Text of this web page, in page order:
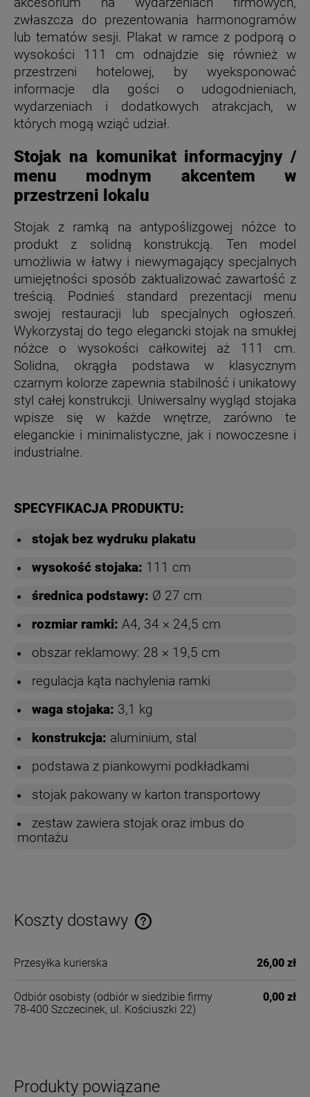
zwłaszcza do prezentowania harmonogramów
lub tematów sesji. Plakat w ramce z podporą o
wysokości 111 cm odnajdzie się również w
przestrzeni hotelowej, by wyeksponować
informacje dla gości o udogodnieniach,
wydarzeniach i dodatkowych atrakcjach, w
których mogą wziąć udział.
Stojak na komunikat informacyjny /
menu modnym akcentem w
przestrzeni lokalu
Stojak z ramką na antypoślizgowej nóżce to
produkt z solidną konstrukcją. Ten model
umożliwia w łatwy i niewymagający specjalnych
umiejętności sposób zaktualizować zawartość z
treścią. Podnieś standard prezentacji menu
swojej restauracji lub specjalnych ogłoszeń.
Wykorzystaj do tego elegancki stojak na smukłej
nóżce o wysokości całkowitej aż 111 cm.
Solidna, okrągła podstawa w klasycznym
czarnym kolorze zapewnia stabilność i unikatowy
styl całej konstrukcji. Uniwersalny wygląd stojaka
wpisze się w każde wnętrze, zarówno te
eleganckie i minimalistyczne, jak i nowoczesne i
industrialne.
SPECYFIKACJA PRODUKTU:
stojak bez wydruku plakatu
wysokość stojaka: 111 cm
średnica podstawy: Ø 27 cm
rozmiar ramki: A4, 34 × 24,5 cm
obszar reklamowy: 28 × 19,5 cm
regulacja kąta nachylenia ramki
waga stojaka: 3,1 kg
konstrukcja: aluminium, stal
podstawa z piankowymi podkładkami
stojak pakowany w karton transportowy
zestaw zawiera stojak oraz imbus do
montażu
Koszty dostawy
Cena nie zawiera ewentualnych kosztów płatności
Przesyłka kurierska 26,00 zł
Odbiór osobisty (odbiór w siedzibie firmy
78-400 Szczecinek, ul. Kościuszki 22)
0,00 zł
Produkty powiązane